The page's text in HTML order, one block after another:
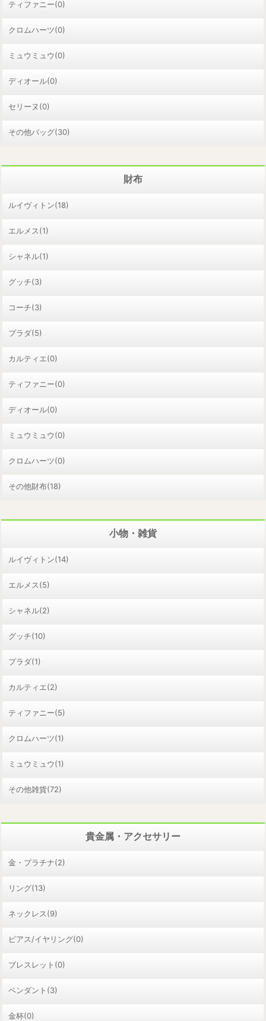
ティファニー(0)
クロムハーツ(0)
ミュウミュウ(0)
ディオール(0)
セリーヌ(0)
その他バッグ(30)
財布
ルイヴィトン(18)
エルメス(1)
シャネル(1)
グッチ(3)
コーチ(3)
プラダ(5)
カルティエ(0)
ティファニー(0)
ディオール(0)
ミュウミュウ(0)
クロムハーツ(0)
その他財布(18)
小物・雑貨
ルイヴィトン(14)
エルメス(5)
シャネル(2)
グッチ(10)
プラダ(1)
カルティエ(2)
ティファニー(5)
クロムハーツ(1)
ミュウミュウ(1)
その他雑貨(72)
貴金属・アクセサリー
金・プラチナ(2)
リング(13)
ネックレス(9)
ピアス/イヤリング(0)
ブレスレット(0)
ペンダント(3)
金杯(0)